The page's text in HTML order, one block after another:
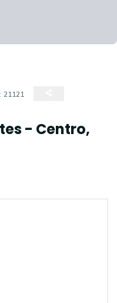
21121
- Centro,